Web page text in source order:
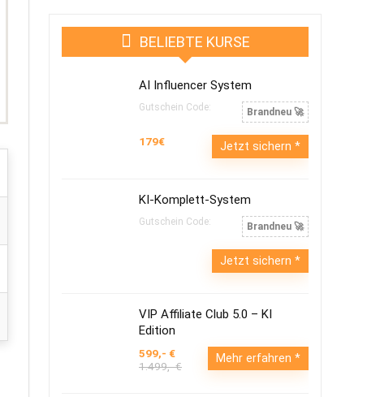
BELIEBTE KURSE
AI Influencer System
Gutschein Code: Brandneu 🚀
179€ Jetzt sichern
KI-Komplett-System
Gutschein Code: Brandneu 🚀
Jetzt sichern
VIP Affiliate Club 5.0 – KI
Edition
599,- €
1.499,- €
Mehr erfahren